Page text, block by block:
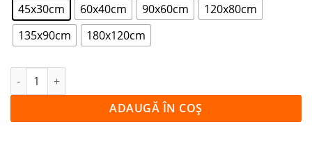
45x30cm 60x40cm 90x60cm
120x80cm
135x90cm
180x120cm
Cantitate Tablou Canvas Siluetele Palmierilor la Apus
ADAUGĂ ÎN COȘ